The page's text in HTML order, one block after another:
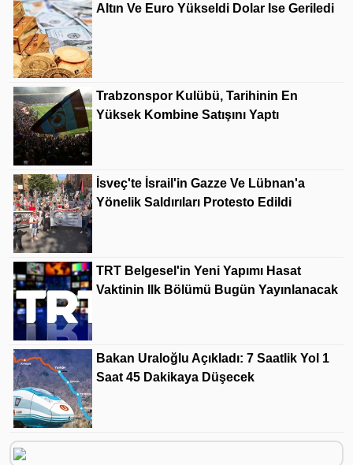
Altın Ve Euro Yükseldi Dolar Ise Geriledi
Trabzonspor Kulübü, Tarihinin En
Yüksek Kombine Satışını Yaptı
İsveç'te İsrail'in Gazze Ve Lübnan'a
Yönelik Saldırıları Protesto Edildi
TRT Belgesel'in Yeni Yapımı Hasat
Vaktinin Ilk Bölümü Bugün Yayınlanacak
Bakan Uraloğlu Açıkladı: 7 Saatlik Yol 1
Saat 45 Dakikaya Düşecek